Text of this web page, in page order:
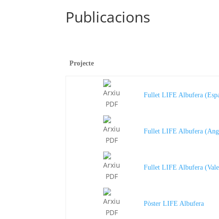
Publicacions
Projecte
Fullet LIFE Albufera
Fullet LIFE Albufera
Fullet LIFE Albufera
Pòster LIFE Albufera